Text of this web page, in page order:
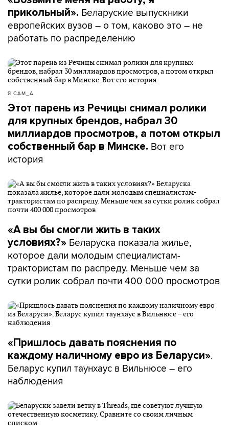
прикольный». Беларуские выпускники
европейских вузов – о том, каково это – не
работать по распределению
Я САМ_А
Этот парень из Речицы снимал ролики
для крупных брендов, набрал 30
миллиардов просмотров, а потом открыл
собственный бар в Минске. Вот его
история
«А вы бы смогли жить в таких
условиях?» Беларуска показала жилье,
которое дали молодым специалистам-
трактористам по распреду. Меньше чем за
сутки ролик собрал почти 400 000 просмотров
«Пришлось давать пояснения по
каждому наличному евро из Беларуси».
Беларус купил таунхаус в Вильнюсе – его
наблюдения